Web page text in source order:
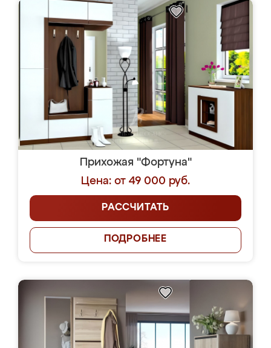
Прихожая "Фортуна"
Цена: от 49 000 руб.
РАССЧИТАТЬ
ПОДРОБНЕЕ